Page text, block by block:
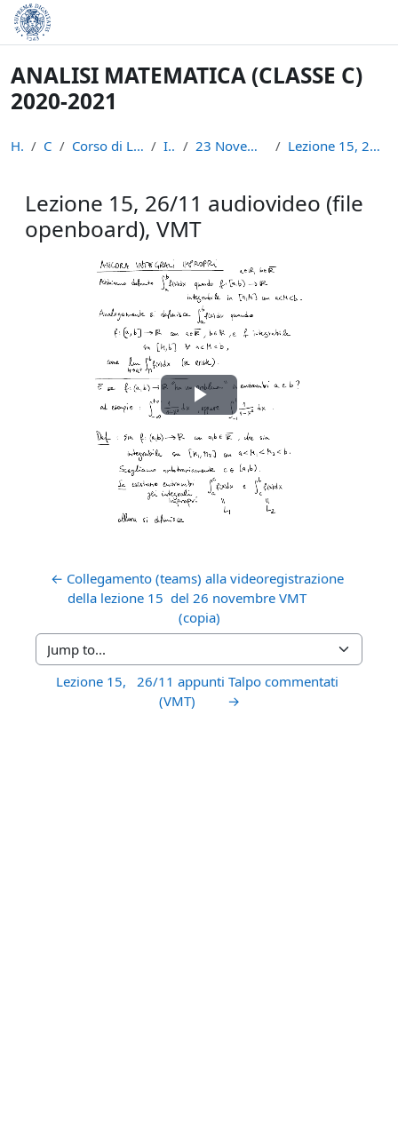
Skip to main content
ANALISI MATEMATICA (CLASSE C)
2020-2021
Home Courses Corso di Laurea in Informatica (L-31) INFAN21 23 Novembre - 28 Novembre: XI sett. Lezione 15, 26/11 audiovideo (file openboard), ...
Lezione 15, 26/11 audiovideo (file
openboard), VMT
Completion requirements
Play
Video
← Collegamento (teams) alla videoregistrazione
della lezione 15  del 26 novembre VMT
(copia)
Jump to...
Lezione 15,   26/11 appunti Talpo commentati
(VMT)         →